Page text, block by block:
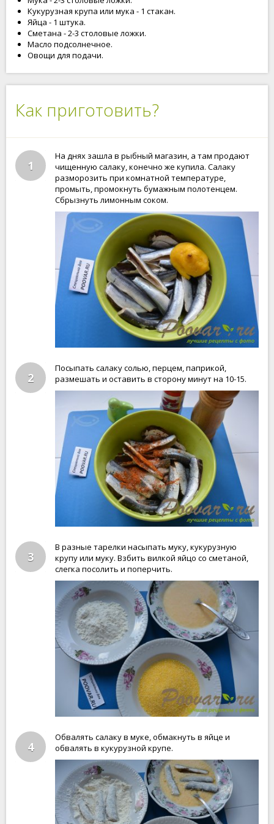
Кукурузная крупа или мука - 1 стакан.
Яйца - 1 штука.
Сметана - 2-3 столовые ложки.
Масло подсолнечное.
Овощи для подачи.
Как приготовить?
1
На днях зашла в рыбный магазин, а там продают
чищенную салаку, конечно же купила. Салаку
разморозить при комнатной температуре,
промыть, промокнуть бумажным полотенцем.
Сбрызнуть лимонным соком.
2
Посыпать салаку солью, перцем, паприкой,
размешать и оставить в сторону минут на 10-15.
3
В разные тарелки насыпать муку, кукурузную
крупу или муку. Взбить вилкой яйцо со сметаной,
слегка посолить и поперчить.
4
Обвалять салаку в муке, обмакнуть в яйце и
обвалять в кукурузной крупе.